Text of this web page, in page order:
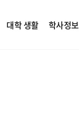
대학 생활 학사정보